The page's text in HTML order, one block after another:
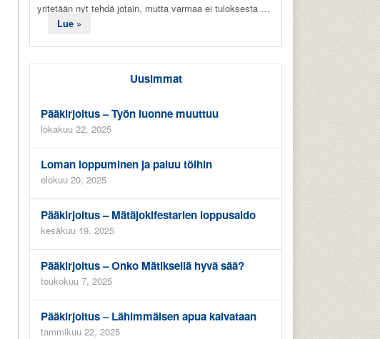
yritetään nyt tehdä jotain, mutta varmaa ei tuloksesta …
Lue »
Uusimmat
Pääkirjoitus – Työn luonne muuttuu
lokakuu 22, 2025
Loman loppuminen ja paluu töihin
elokuu 20, 2025
Pääkirjoitus – Mätäjokifestarien loppusaldo
kesäkuu 19, 2025
Pääkirjoitus – Onko Mätiksellä hyvä sää?
toukokuu 7, 2025
Pääkirjoitus – Lähimmäisen apua kaivataan
tammikuu 22, 2025